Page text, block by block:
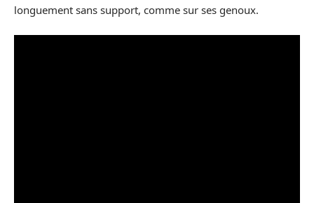
longuement sans support, comme sur ses genoux.